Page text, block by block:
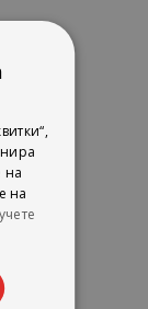
на
на